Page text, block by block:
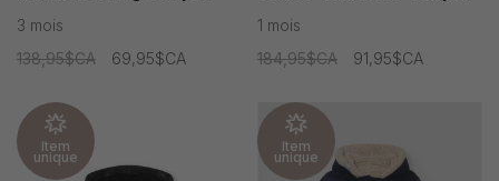
3 mois
138,95$CA
69,95$CA
1 mois
184,95$CA
91,95$CA
Item
unique
Item
unique